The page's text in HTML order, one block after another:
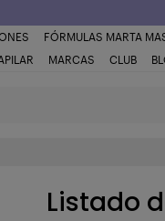
FÓRMULAS MARTA
MARCAS CLUB
Listado